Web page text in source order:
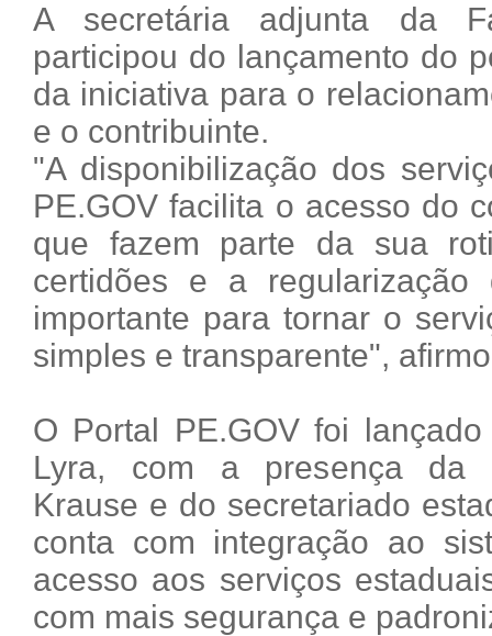
A secretária adjunta da
participou do lançamento do
da iniciativa para o
e o contribuinte.
"A disponibilização dos
PE.GOV facilita o acesso do
que fazem parte da sua
certidões e a
importante para tornar o
simples e transparente",
O Portal PE.GOV foi
Lyra, com a presença da
Krause e do secretariado
conta com integração ao
acesso aos serviços
com mais segurança e